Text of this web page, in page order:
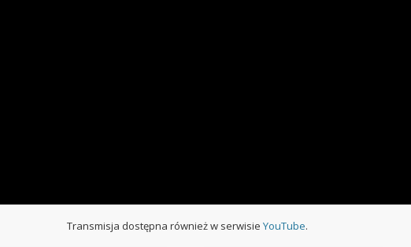
Transmisja dostępna również w serwisie YouTube.